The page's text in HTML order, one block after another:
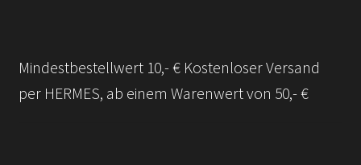
Mindestbestellwert 10,- € Kostenloser Versand
per HERMES, ab einem Warenwert von 50,- €